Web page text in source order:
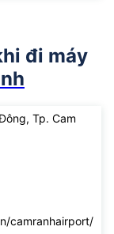
đi máy
Tp. Cam
camranhairport/